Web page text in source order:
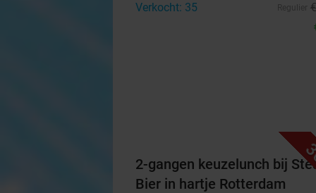
Verkocht: 35
2-gangen keuzelunch bij
Bier in hartje Rotterdam